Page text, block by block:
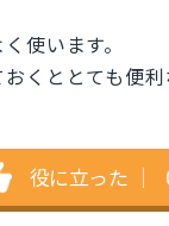
使います。
くととても便利
役に立った ｜